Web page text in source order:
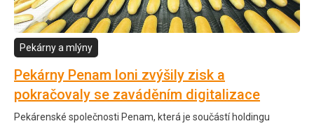
Pekárny a mlýny
Pekárny Penam loni zvýšily zisk a
pokračovaly se zaváděním digitalizace
Pekárenské společnosti Penam, která je součástí holdingu